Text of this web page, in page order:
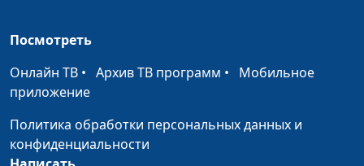
Посмотреть
Онлайн ТВ • Архив ТВ программ • Мобильное
приложение
Политика обработки персональных данных и
конфиденциальности